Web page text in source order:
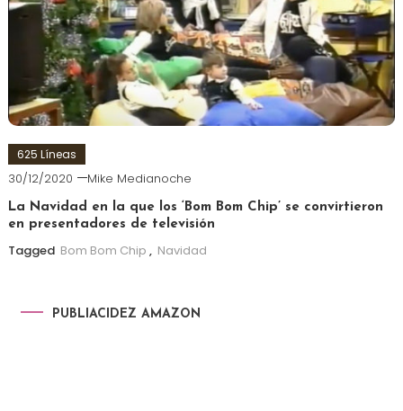
625 Líneas
30/12/2020 Mike Medianoche
La Navidad en la que los ‘Bom Bom Chip’ se convirtieron
en presentadores de televisión
Tagged Bom Bom Chip , Navidad
PUBLIACIDEZ AMAZON